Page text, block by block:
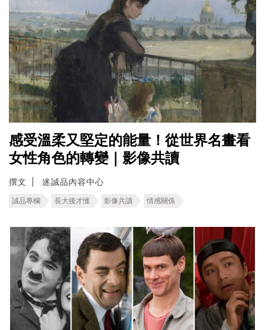
感受溫柔又堅定的能量！從世界名畫看
女性角色的轉變｜影像共讀
撰文 迷誠品內容中心
誠品專欄 長大後才懂 影像共讀 情感關係